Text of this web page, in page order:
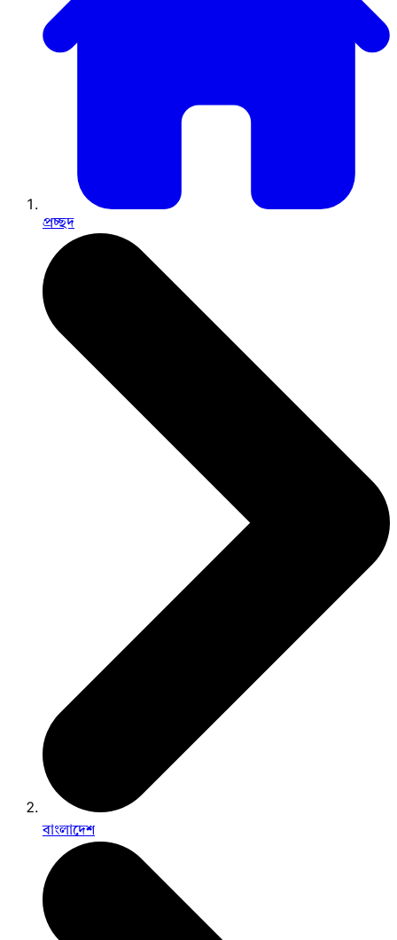
প্রচ্ছদ
বাংলাদেশ